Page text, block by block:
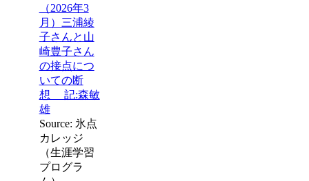
（2026年3
月）三浦綾
子さんと山
崎豊子さん
の接点につ
いての断
想 記:森敏
雄
Source: 氷点
カレッジ
（生涯学習
プログラ